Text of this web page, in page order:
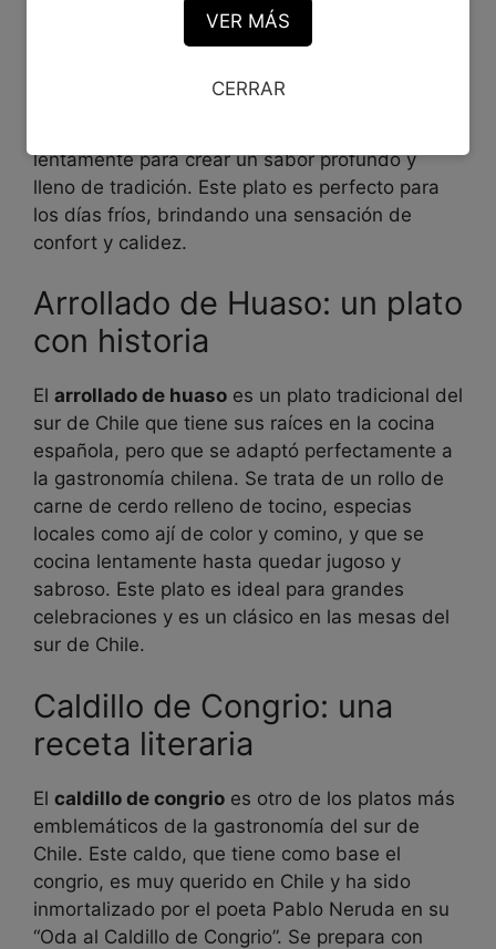
es un guiso tradicional de la
región de Los Ríos, especialmente famoso en la
ciudad de Valdivia. Se prepara con carne de
cerdo o vacuno, y es acompañado de papas,
lentamente para crear un sabor profundo y
lleno de tradición. Este plato es perfecto para
los días fríos, brindando una sensación de
confort y calidez.
Arrollado de Huaso: un plato
con historia
El arrollado de huaso es un plato tradicional del
sur de Chile que tiene sus raíces en la cocina
española, pero que se adaptó perfectamente a
la gastronomía chilena. Se trata de un rollo de
carne de cerdo relleno de tocino, especias
locales como ají de color y comino, y que se
cocina lentamente hasta quedar jugoso y
sabroso. Este plato es ideal para grandes
celebraciones y es un clásico en las mesas del
sur de Chile.
Caldillo de Congrio: una
receta literaria
El caldillo de congrio es otro de los platos más
emblemáticos de la gastronomía del sur de
Chile. Este caldo, que tiene como base el
congrio, es muy querido en Chile y ha sido
inmortalizado por el poeta Pablo Neruda en su
“Oda al Caldillo de Congrio”. Se prepara con
VER MÁS
CERRAR